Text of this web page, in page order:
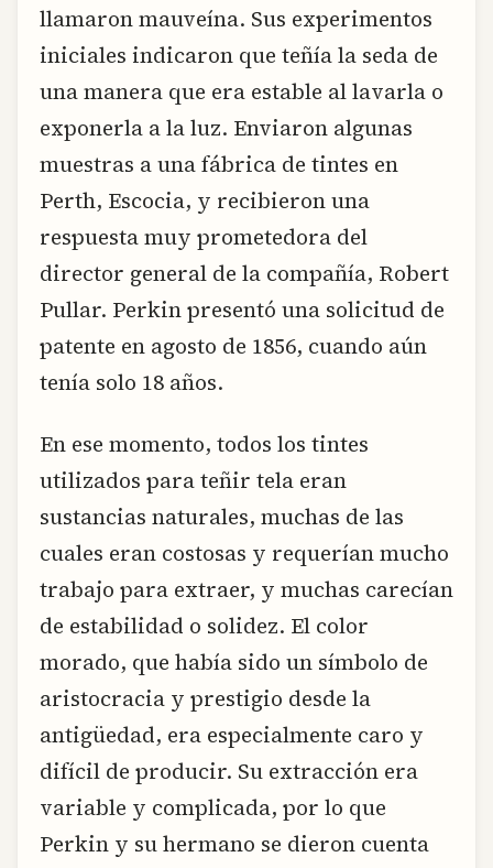
llamaron mauveína. Sus experimentos
iniciales indicaron que teñía la seda de
una manera que era estable al lavarla o
exponerla a la luz. Enviaron algunas
muestras a una fábrica de tintes en
Perth, Escocia, y recibieron una
respuesta muy prometedora del
director general de la compañía, Robert
Pullar. Perkin presentó una solicitud de
patente en agosto de 1856, cuando aún
tenía solo 18 años.
En ese momento, todos los tintes
utilizados para teñir tela eran
sustancias naturales, muchas de las
cuales eran costosas y requerían mucho
trabajo para extraer, y muchas carecían
de estabilidad o solidez. El color
morado, que había sido un símbolo de
aristocracia y prestigio desde la
antigüedad, era especialmente caro y
difícil de producir. Su extracción era
variable y complicada, por lo que
Perkin y su hermano se dieron cuenta